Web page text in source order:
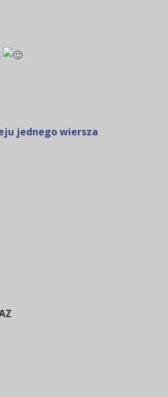
jednego wiersza